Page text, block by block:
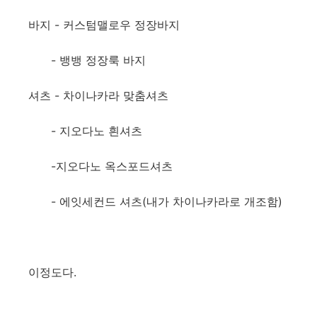
바지 - 커스텀맬로우 정장바지
- 뱅뱅 정장룩 바지
셔츠 - 차이나카라 맞춤셔츠
- 지오다노 흰셔츠
-지오다노 옥스포드셔츠
- 에잇세컨드 셔츠(내가 차이나카라로 개조함)
이정도다.